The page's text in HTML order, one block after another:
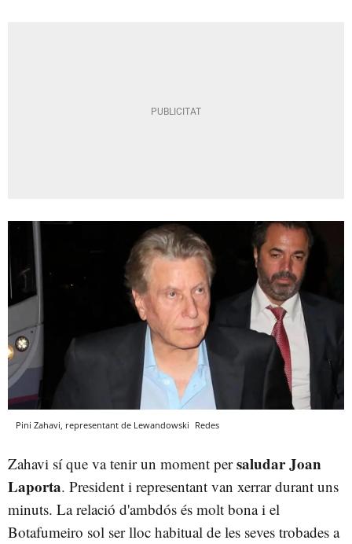
Pini Zahavi, representant de Lewandowski Redes
Zahavi sí que va tenir un moment persaludar Joan
Laporta. President i representant van xerrar durant uns
minuts. La relació d'ambdós és molt bona i el
Botafumeiro sol ser lloc habitual de les seves trobades a